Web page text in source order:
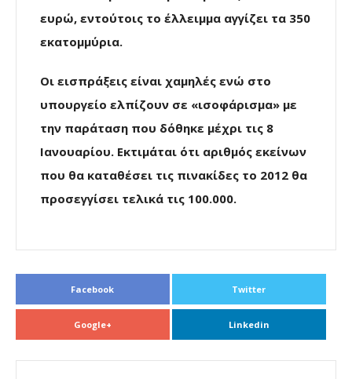
ευρώ, εντούτοις το έλλειμμα αγγίζει τα 350
εκατομμύρια.
Οι εισπράξεις είναι χαμηλές ενώ στο
υπουργείο ελπίζουν σε «ισοφάρισμα» με
την παράταση που δόθηκε μέχρι τις 8
Ιανουαρίου. Εκτιμάται ότι αριθμός εκείνων
που θα καταθέσει τις πινακίδες το 2012 θα
προσεγγίσει τελικά τις 100.000.
Facebook Twitter
Google+ Linkedin